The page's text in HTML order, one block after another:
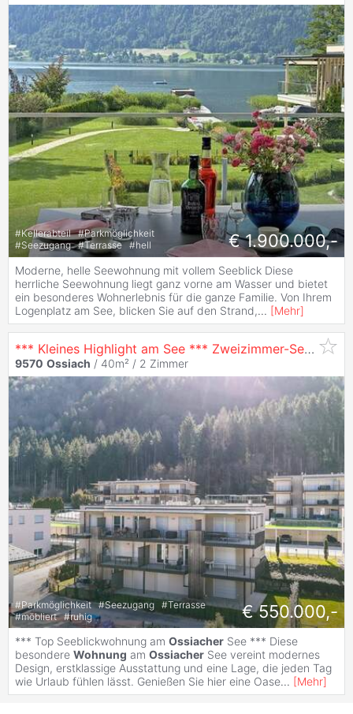
#Kellerabteil #Parkmöglichkeit
#Seezugang #Terrasse #hell € 1.900.000,-
Moderne, helle Seewohnung mit vollem Seeblick Diese
herrliche Seewohnung liegt ganz vorne am Wasser und bietet
ein besonderes Wohnerlebnis für die ganze Familie. Von Ihrem
Logenplatz am See, blicken Sie auf den Strand,... [Mehr]
*** Kleines Highlight am See *** Zweizimmer-Seewohnung am
9570 Ossiach / 40m² / 2 Zimmer
#Parkmöglichkeit #Seezugang #Terrasse
#möbliert #ruhig € 550.000,-
*** Top Seeblickwohnung am Ossiacher See *** Diese
besondere Wohnung am Ossiacher See vereint modernes
Design, erstklassige Ausstattung und eine Lage, die jeden Tag
wie Urlaub fühlen lässt. Genießen Sie hier eine Oase... [Mehr]